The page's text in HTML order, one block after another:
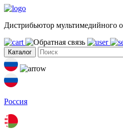
Дистрибьютор мультимедийного
Каталог
Россия